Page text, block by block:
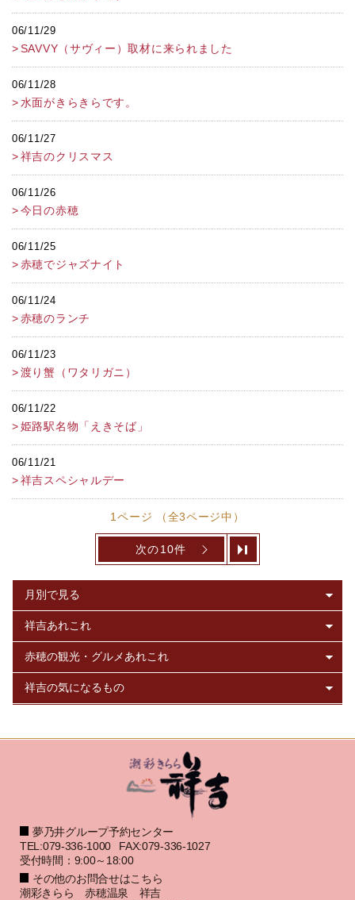
06/11/29
SAVVY（サヴィー）取材に来られました
06/11/28
水面がきらきらです。
06/11/27
祥吉のクリスマス
06/11/26
今日の赤穂
06/11/25
赤穂でジャズナイト
06/11/24
赤穂のランチ
06/11/23
渡り蟹（ワタリガニ）
06/11/22
姫路駅名物「えきそば」
06/11/21
祥吉スペシャルデー
1ページ （全3ページ中）
次の10件
夢乃井グループ予約センター
TEL:079-336-1000
FAX:079-336-1027
受付時間：9:00～18:00
その他のお問合せはこちら
潮彩きらら 赤穂温泉 祥吉